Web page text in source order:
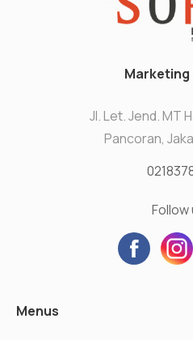
Marketing
Jl. Let. Jend. MT
Pancoran,
Follow
Menus